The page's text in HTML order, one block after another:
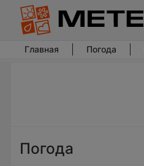
Главная Погода
Погода